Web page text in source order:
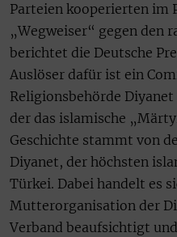
Parteien kooperierten im
„Wegweiser“ gegen den
berichtet die Deutsche
Auslöser dafür ist ein
Religionsbehörde
der das islamische
Geschichte stammt von
Diyanet, der höchsten
Türkei. Dabei handelt es
Mutterorganisation der
Verband beaufsichtigt